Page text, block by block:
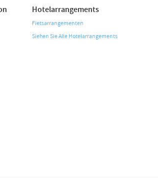
Hotelarrangements
Fietsarrangementen
Siehen Sie Alle Hotelarrangements